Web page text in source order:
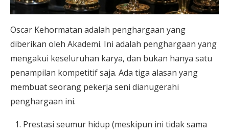
Oscar Kehormatan adalah penghargaan yang
diberikan oleh Akademi. Ini adalah penghargaan yang
mengakui keseluruhan karya, dan bukan hanya satu
penampilan kompetitif saja. Ada tiga alasan yang
membuat seorang pekerja seni dianugerahi
penghargaan ini.
Prestasi seumur hidup (meskipun ini tidak sama